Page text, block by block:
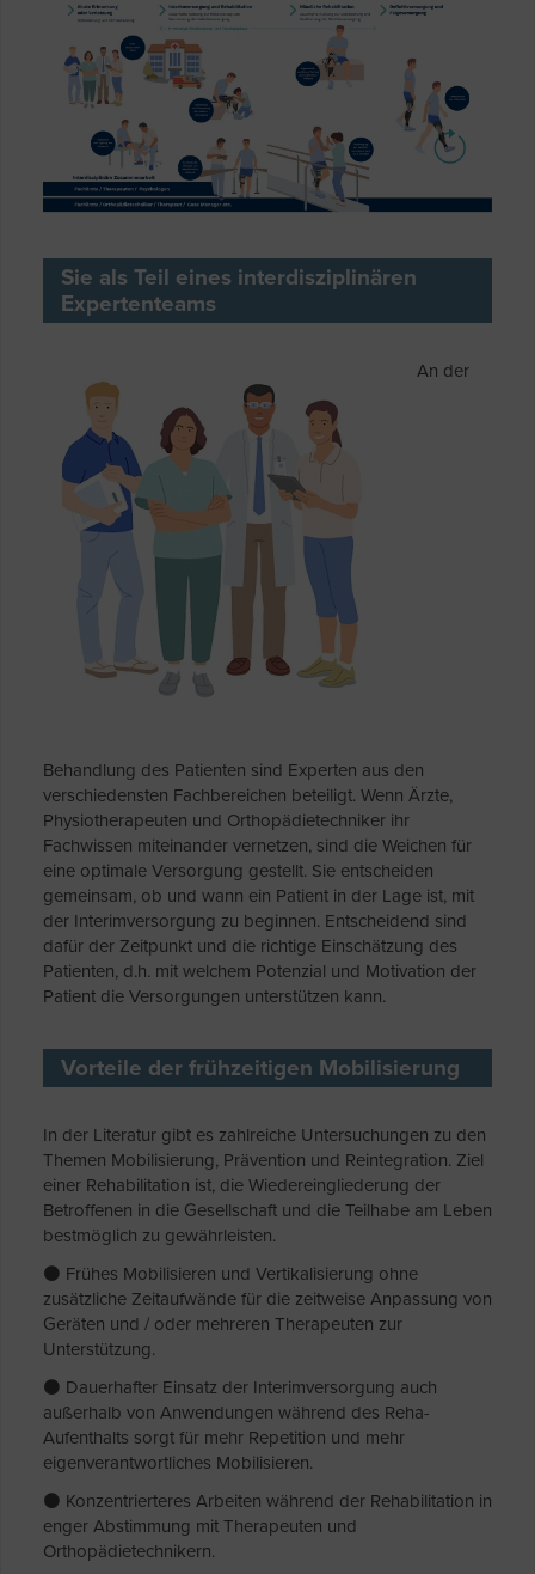
Sie als Teil eines interdisziplinären
Expertenteams
An der
Behandlung des Patienten sind Experten aus den
verschiedensten Fachbereichen beteiligt. Wenn Ärzte,
Physiotherapeuten und Orthopädietechniker ihr
Fachwissen miteinander vernetzen, sind die Weichen für
eine optimale Versorgung gestellt. Sie entscheiden
gemeinsam, ob und wann ein Patient in der Lage ist, mit
der Interimversorgung zu beginnen. Entscheidend sind
dafür der Zeitpunkt und die richtige Einschätzung des
Patienten, d.h. mit welchem Potenzial und Motivation der
Patient die Versorgungen unterstützen kann.
Vorteile der frühzeitigen Mobilisierung
In der Literatur gibt es zahlreiche Untersuchungen zu den
Themen Mobilisierung, Prävention und Reintegration. Ziel
einer Rehabilitation ist, die Wiedereingliederung der
Betroffenen in die Gesellschaft und die Teilhabe am Leben
bestmöglich zu gewährleisten.
⚫ Frühes Mobilisieren und Vertikalisierung ohne
zusätzliche Zeitaufwände für die zeitweise Anpassung von
Geräten und / oder mehreren Therapeuten zur
Unterstützung.
⚫ Dauerhafter Einsatz der Interimversorgung auch
außerhalb von Anwendungen während des Reha-
Aufenthalts sorgt für mehr Repetition und mehr
eigenverantwortliches Mobilisieren.
⚫ Konzentrierteres Arbeiten während der Rehabilitation in
enger Abstimmung mit Therapeuten und
Orthopädietechnikern.